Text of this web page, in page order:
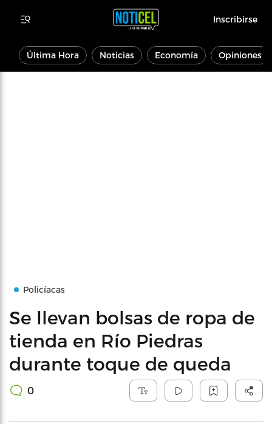
Inscribirse
Última Hora Noticias Economía Opiniones
Policíacas
Se llevan bolsas de ropa de
tienda en Río Piedras
durante toque de queda
0